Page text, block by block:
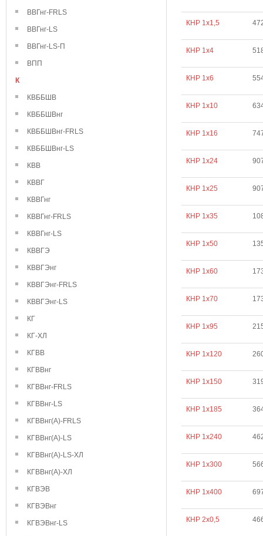
ВВГнг-FRLS
ВВГнг-LS
ВВГнг-LS-П
ВПП
К
КВББШВ
КВББШВнг
КВББШВнг-FRLS
КВББШВнг-LS
КВВ
КВВГ
КВВГнг
КВВГнг-FRLS
КВВГнг-LS
КВВГЭ
КВВГЭнг
КВВГЭнг-FRLS
КВВГЭнг-LS
КГ
КГ-ХЛ
КГВВ
КГВВнг
КГВВнг-FRLS
КГВВнг-LS
КГВВнг(А)-FRLS
КГВВнг(А)-LS
КГВВнг(А)-LS-ХЛ
КГВВнг(А)-ХЛ
КГВЭВ
КГВЭВнг
КГВЭВнг-LS
КНР 1х1,5
КНР 1х4
КНР 1х6
КНР 1х10
КНР 1х16
КНР 1х24
КНР 1х25
КНР 1х35
КНР 1х50
КНР 1х60
КНР 1х70
КНР 1х95
КНР 1х120
КНР 1х150
КНР 1х185
КНР 1х240
КНР 1х300
КНР 1х400
КНР 2х0,5